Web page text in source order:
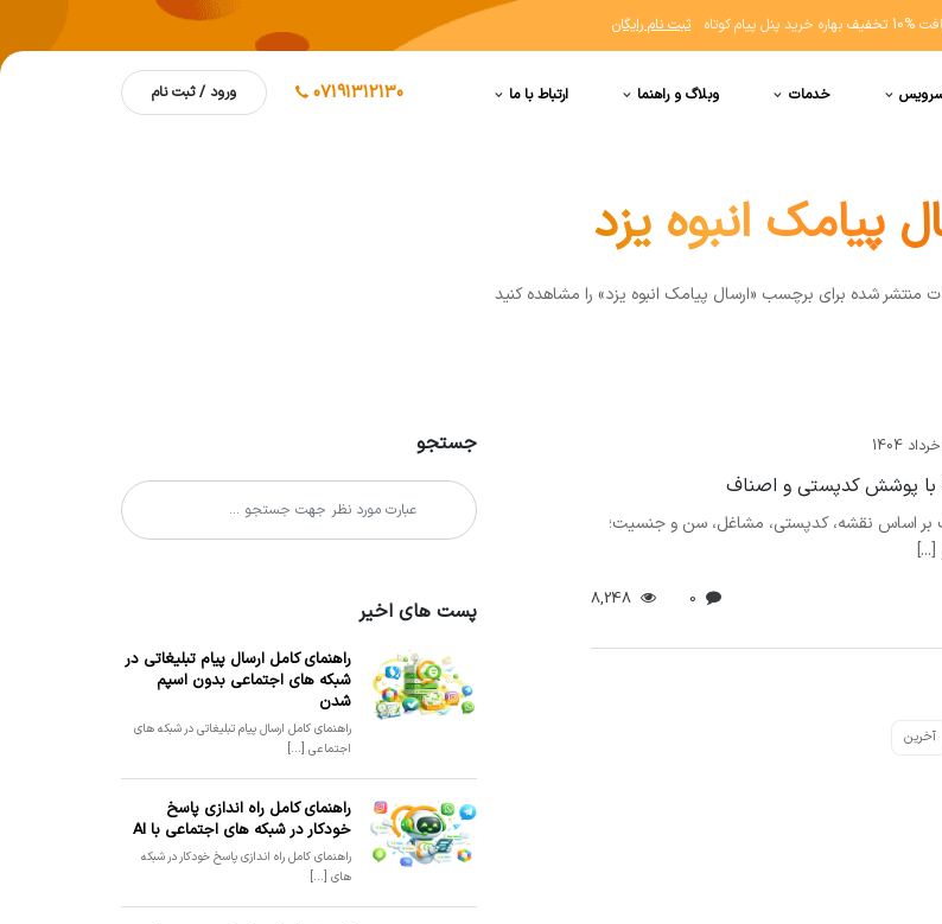
10% تخفیف بهاره خرید پنل پیام کوتاه ثبت نام رایگان
خدمات وبلاگ و راهنما ارتباط با ما 07191312130 ورود / ثبت نام
پیامک انبوه یزد
منتشر شده برای برچسب «ارسال پیامک انبوه یزد» را مشاهده کنيد
با پوشش کدپستی و اصناف
بر اساس نقشه، کدپستی، مشاغل، سن و جنسیت؛
آخرین
جستجو
پست های اخیر
راهنمای کامل ارسال پیام تبلیغاتی در
شبکه های اجتماعی بدون اسپم
شدن
راهنمای کامل ارسال پیام تبلیغاتی در شبکه های
اجتماعی [...]
راهنمای کامل راه اندازی پاسخ
خودکار در شبکه های اجتماعی با AI
راهنمای کامل راه اندازی پاسخ خودکار در شبکه
های [...]